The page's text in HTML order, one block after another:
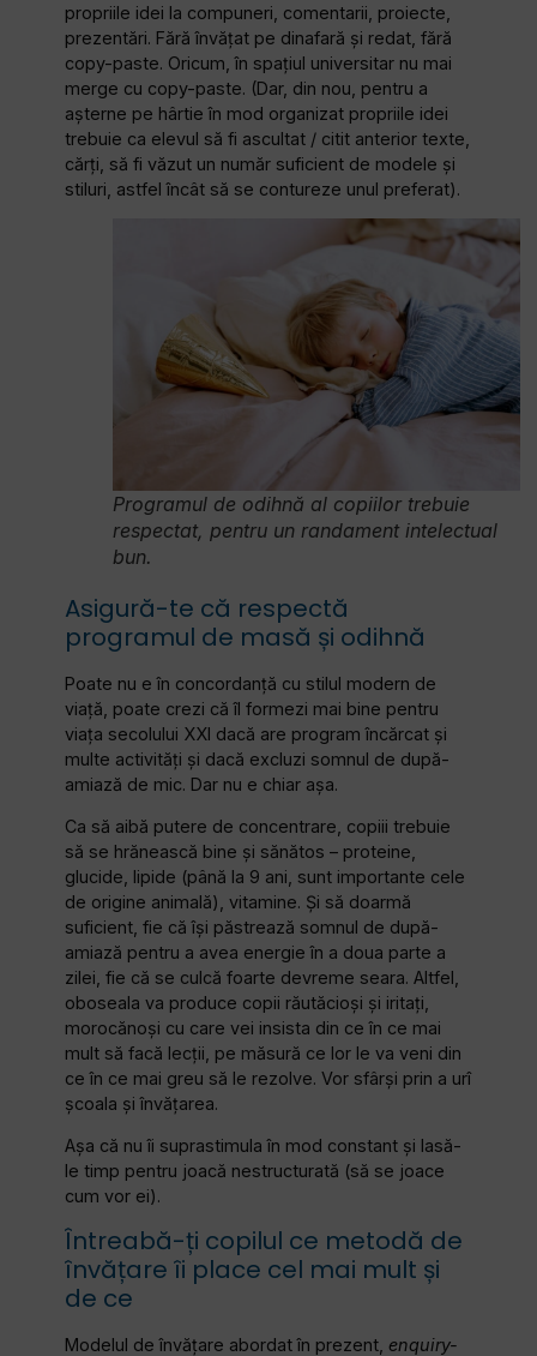
propriile idei la compuneri, comentarii, proiecte,
prezentări. Fără învățat pe dinafară și redat, fără
copy-paste. Oricum, în spațiul universitar nu mai
merge cu copy-paste. (Dar, din nou, pentru a
așterne pe hârtie în mod organizat propriile idei
trebuie ca elevul să fi ascultat / citit anterior texte,
cărți, să fi văzut un număr suficient de modele și
stiluri, astfel încât să se contureze unul preferat).
Programul de odihnă al copiilor trebuie
respectat, pentru un randament intelectual
bun.
Asigură-te că respectă
programul de masă și odihnă
Poate nu e în concordanță cu stilul modern de
viață, poate crezi că îl formezi mai bine pentru
viața secolului XXI dacă are program încărcat și
multe activități și dacă excluzi somnul de după-
amiază de mic. Dar nu e chiar așa.
Ca să aibă putere de concentrare, copiii trebuie
să se hrănească bine și sănătos – proteine,
glucide, lipide (până la 9 ani, sunt importante cele
de origine animală), vitamine. Și să doarmă
suficient, fie că își păstrează somnul de după-
amiază pentru a avea energie în a doua parte a
zilei, fie că se culcă foarte devreme seara. Altfel,
oboseala va produce copii răutăcioși și iritați,
morocănoși cu care vei insista din ce în ce mai
mult să facă lecții, pe măsură ce lor le va veni din
ce în ce mai greu să le rezolve. Vor sfârși prin a urî
școala și învățarea.
Așa că nu îi suprastimula în mod constant și lasă-
le timp pentru joacă nestructurată (să se joace
cum vor ei).
Întreabă-ți copilul ce metodă de
învățare îi place cel mai mult și
de ce
Modelul de învățare abordat în prezent, enquiry-